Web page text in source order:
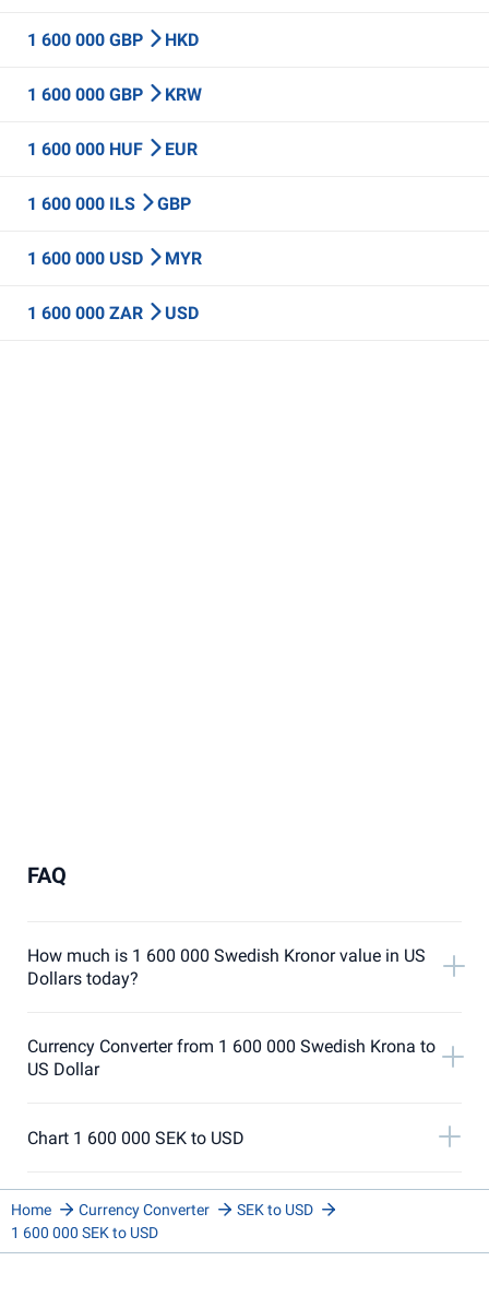
1 600 000 GBP HKD
1 600 000 GBP KRW
1 600 000 HUF EUR
1 600 000 ILS GBP
1 600 000 USD MYR
1 600 000 ZAR USD
FAQ
How much is 1 600 000 Swedish Kronor value in US
Dollars today?
Currency Converter from 1 600 000 Swedish Krona to
US Dollar
Chart 1 600 000 SEK to USD
Home Currency Converter
SEK to USD
1 600 000 SEK to USD